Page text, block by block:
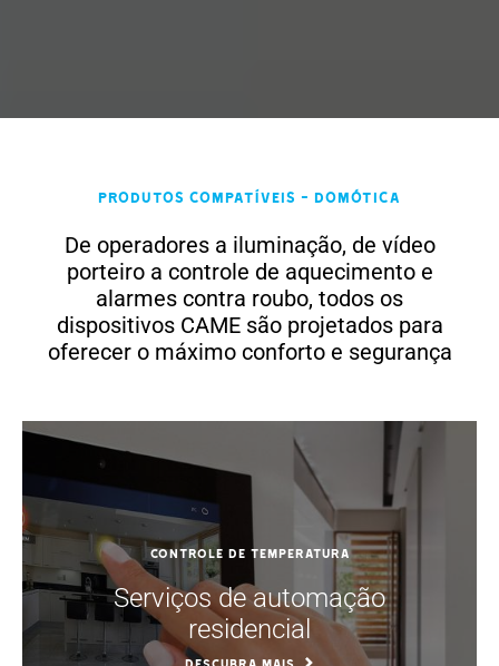
Produtos compatíveis - Domótica
De operadores a iluminação, de vídeo
porteiro a controle de aquecimento e
alarmes contra roubo, todos os
dispositivos CAME são projetados para
oferecer o máximo conforto e segurança
Controle de temperatura
Serviços de automação
residencial